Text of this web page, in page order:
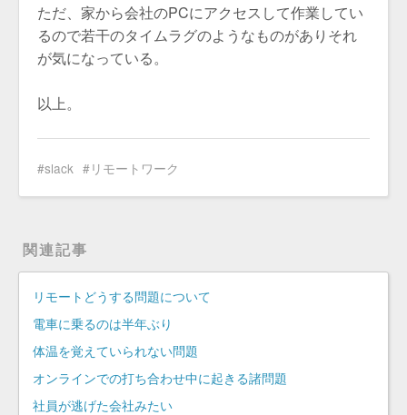
ただ、家から会社のPCにアクセスして作業してい
るので若干のタイムラグのようなものがありそれ
が気になっている。
以上。
slack リモートワーク
関連記事
リモートどうする問題について
電車に乗るのは半年ぶり
体温を覚えていられない問題
オンラインでの打ち合わせ中に起きる諸問題
社員が逃げた会社みたい